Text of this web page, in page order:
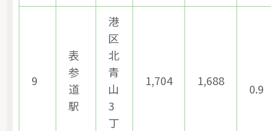
9
表
参
道
駅
港
区
北
青
山
3
丁
1,704 1,688
0.9